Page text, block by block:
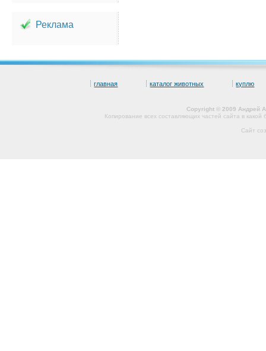
Реклама
главная каталог животных куплю
Copyright © 2009 Андрей
Копирование всех составляющих частей сайта в
Сайт